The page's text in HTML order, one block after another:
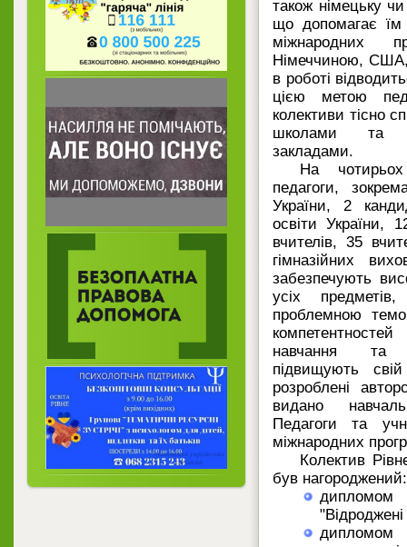
також німецьку
що допомагає їм
міжнародних
Німеччиною,
в роботі
цією метою
колективи тісно
школами та
закладами.
На
педагоги,
України, 2
освіти України,
вчителів, 35
гімназійних
забезпечують
усіх
проблемною
навчання та
підвищують
розроблені
видано
Педагоги та
міжнародних
Колектив
був нагороджений:
"Відроджені
дипломом